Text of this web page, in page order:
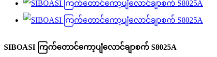
SIBOASI ကြက်တောင်ကော့ပျံလောင်ချာစက် S8025A